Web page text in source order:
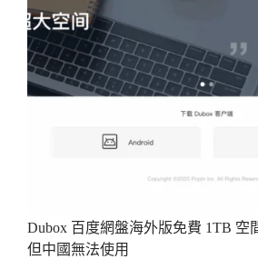
Dubox 百度網盤海外版免費 1TB 空
但中國無法使用